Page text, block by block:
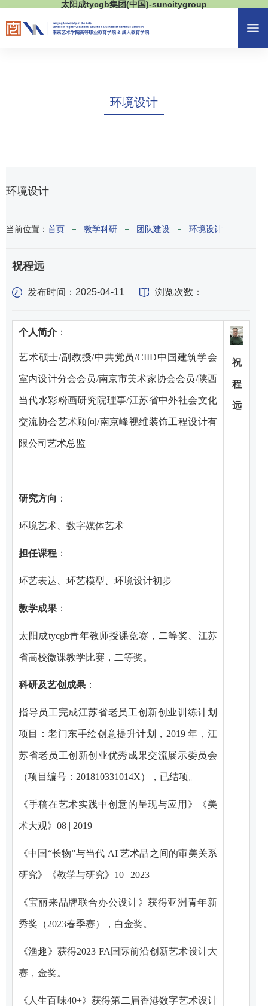
太阳成tycgb集团(中国)-suncitygroup
环境设计
环境设计
当前位置： 首页 教学科研 团队建设 环境设计
祝程远
发布时间：2025-04-11 浏览次数：
个人简介 ：
艺术硕士/副教授/中共党员/CIID中国建筑学会
室内设计分会会员/南京市美术家协会会员/陕西
当代水彩粉画研究院理事/江苏省中外社会文化
交流协会艺术顾问/南京峰视维装饰工程设计有
限公司艺术总监
研究方向 ：
环境艺术、数字媒体艺术
担任课程 ：
环艺表达、环艺模型、环境设计初步
教学成果 ：
太阳成tycgb青年教师授课竞赛，二等奖、江苏
省高校微课教学比赛，二等奖。
科研及艺创成果 ：
指导员工完成江苏省老员工创新创业训练计划
项目：老门东手绘创意提升计划，2019 年，江
苏省老员工创新创业优秀成果交流展示委员会
（项目编号：201810331014X），已结项。
《手稿在艺术实践中创意的呈现与应用》《美
术大观》08 | 2019
《中国“长物”与当代 AI 艺术品之间的审美关系
研究》《教学与研究》10 | 2023
《宝丽来品牌联合办公设计》获得亚洲青年新
秀奖（2023春季赛），白金奖。
《渔趣》获得2023 FA国际前沿创新艺术设计大
赛，金奖。
《人生百味40+》获得第二届香港数字艺术设计
祝
程
远